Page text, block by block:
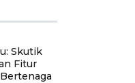
Skutik
Fitur